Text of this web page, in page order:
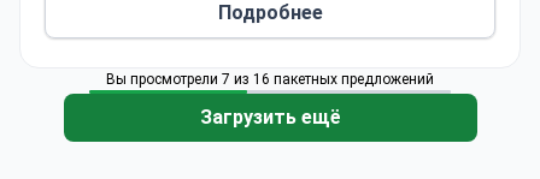
Подробнее
Вы просмотрели 7 из 16 пакетных предложений
Загрузить ещё